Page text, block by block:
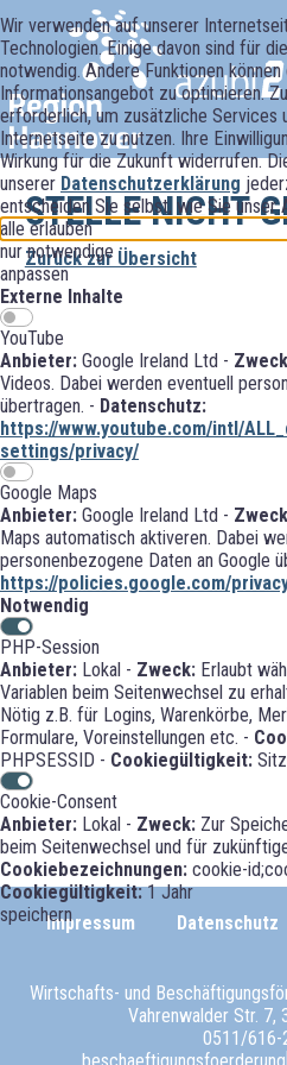
Wir verwenden auf unserer
Technologien. Einige davon sind für
notwendig. Andere Funktionen
Informationsangebot zu optimieren.
erforderlich, um zusätzliche Services
Internetseite zu nutzen. Ihre
Wirkung für die Zukunft widerrufen.
unserer Datenschutzerklärung
entscheiden Sie selbst, wie Sie unser
alle erlauben
nur notwendige
anpassen
Externe Inhalte
YouTube
Anbieter: Google Ireland Ltd -
Videos. Dabei werden eventuell
übertragen. - Datenschutz:
https://www.youtube.com/intl/
settings/privacy/
Google Maps
Anbieter: Google Ireland Ltd -
Maps automatisch aktiveren. Dabei
personenbezogene Daten an Google
https://policies.google.com/
Notwendig
PHP-Session
Anbieter: Lokal - Zweck: Erlaubt
Variablen beim Seitenwechsel zu
Nötig z.B. für Logins, Warenkörbe,
Formulare, Voreinstellungen etc. -
PHPSESSID - Cookiegültigkeit:
Cookie-Consent
Anbieter: Lokal - Zweck: Zur
beim Seitenwechsel und für
Cookiebezeichnungen: cookie-
Cookiegültigkeit:1 Jahr
speichern
STELLE NICHT
Zurück zur Übersicht
Impressum Datenschutz
Wirtschafts- und
Vahrenwalder Str. 7,
0511/616-